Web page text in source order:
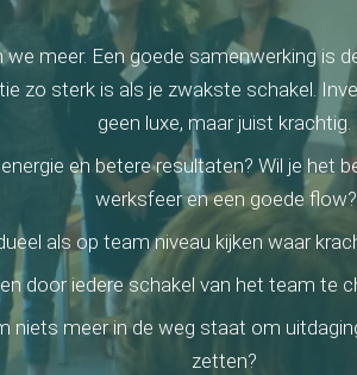
meer. Een goede samenwerking is
zo sterk is als je zwakste schakel.
geen luxe, maar juist krachtig.
en betere resultaten? Wil je het
werksfeer en een goede flow?
als op team niveau kijken waar
door iedere schakel van het team te
niets meer in de weg staat om
zetten?